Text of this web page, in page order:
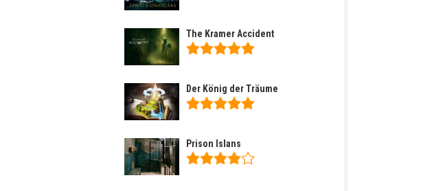
The Kramer Accident
Der König der Träume
Prison Islans